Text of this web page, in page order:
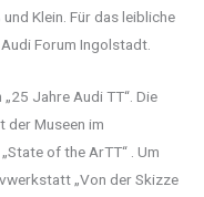
Klein. Für das leibliche
Forum Ingolstadt.
Jahre Audi TT“. Die
der Museen im
of the ArTT“ . Um
„Von der Skizze